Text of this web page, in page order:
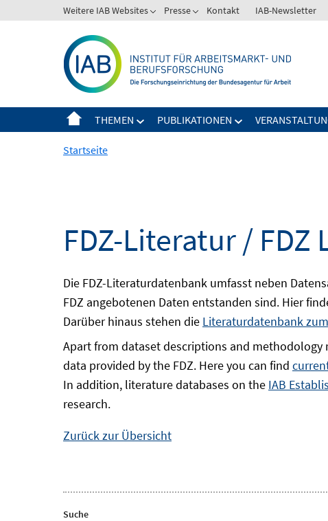
zum
Weitere IAB Websites Presse Kontakt IAB-Newsletter
THEMEN PUBLIKATIONEN
Startseite
FDZ-Literatur / FDZ
Die FDZ-Literaturdatenbank umfasst neben
FDZ angebotenen Daten entstanden sind. Hier
Darüber hinaus stehen die Literaturdatenbank
Apart from dataset descriptions and
data provided by the FDZ. Here you can find
In addition, literature databases on the IAB
research.
Zurück zur Übersicht
Suche